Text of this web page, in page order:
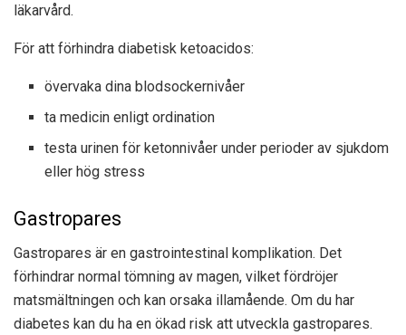
läkarvård.
För att förhindra diabetisk ketoacidos:
övervaka dina blodsockernivåer
ta medicin enligt ordination
testa urinen för ketonnivåer under perioder av sjukdom
eller hög stress
Gastropares
Gastropares är en gastrointestinal komplikation. Det
förhindrar normal tömning av magen, vilket fördröjer
matsmältningen och kan orsaka illamående. Om du har
diabetes kan du ha en ökad risk att utveckla gastropares.